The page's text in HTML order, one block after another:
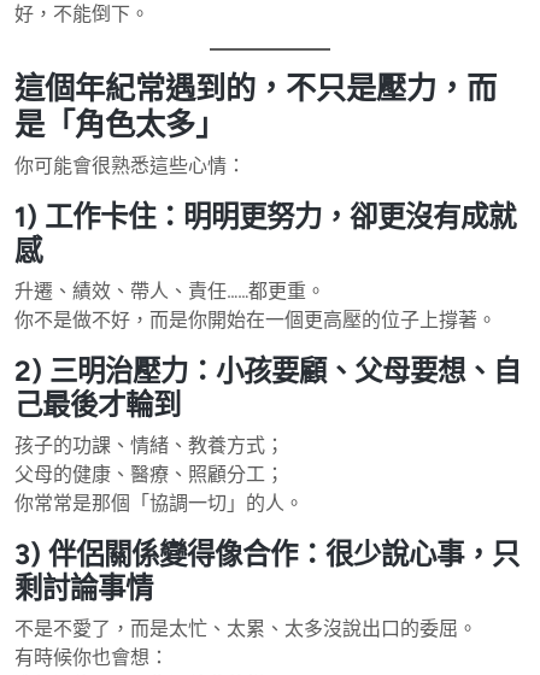
好，不能倒下。
這個年紀常遇到的，不只是壓力，而
是「角色太多」
你可能會很熟悉這些心情：
1) 工作卡住：明明更努力，卻更沒有成就
感
升遷、績效、帶人、責任……都更重。
你不是做不好，而是你開始在一個更高壓的位子上撐著。
2) 三明治壓力：小孩要顧、父母要想、自
己最後才輪到
孩子的功課、情緒、教養方式；
父母的健康、醫療、照顧分工；
你常常是那個「協調一切」的人。
3) 伴侶關係變得像合作：很少說心事，只
剩討論事情
不是不愛了，而是太忙、太累、太多沒說出口的委屈。
有時候你也會想：